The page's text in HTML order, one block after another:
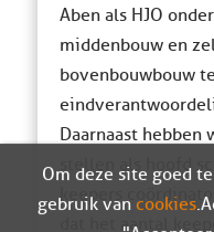
Aben als HJO
middenbouw en
bovenbouwbouw
Daarnaast hebben
stellen als hoofd
keepers
dat het aantal
Om deze site goed
gebruik van cookies.